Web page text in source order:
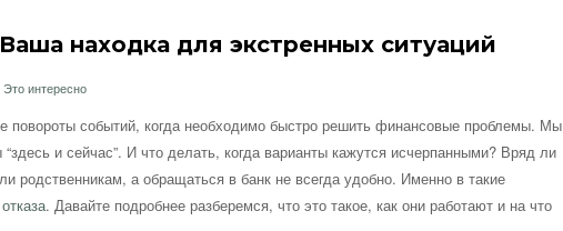
находка для экстренных ситуаций
Это интересно
повороты событий, когда необходимо быстро решить финансовые проблемы. Мы
и сейчас”. И что делать, когда варианты кажутся исчерпанными? Вряд ли
родственникам, а обращаться в банк не всегда удобно. Именно в такие
. Давайте подробнее разберемся, что это такое, как они работают и на что